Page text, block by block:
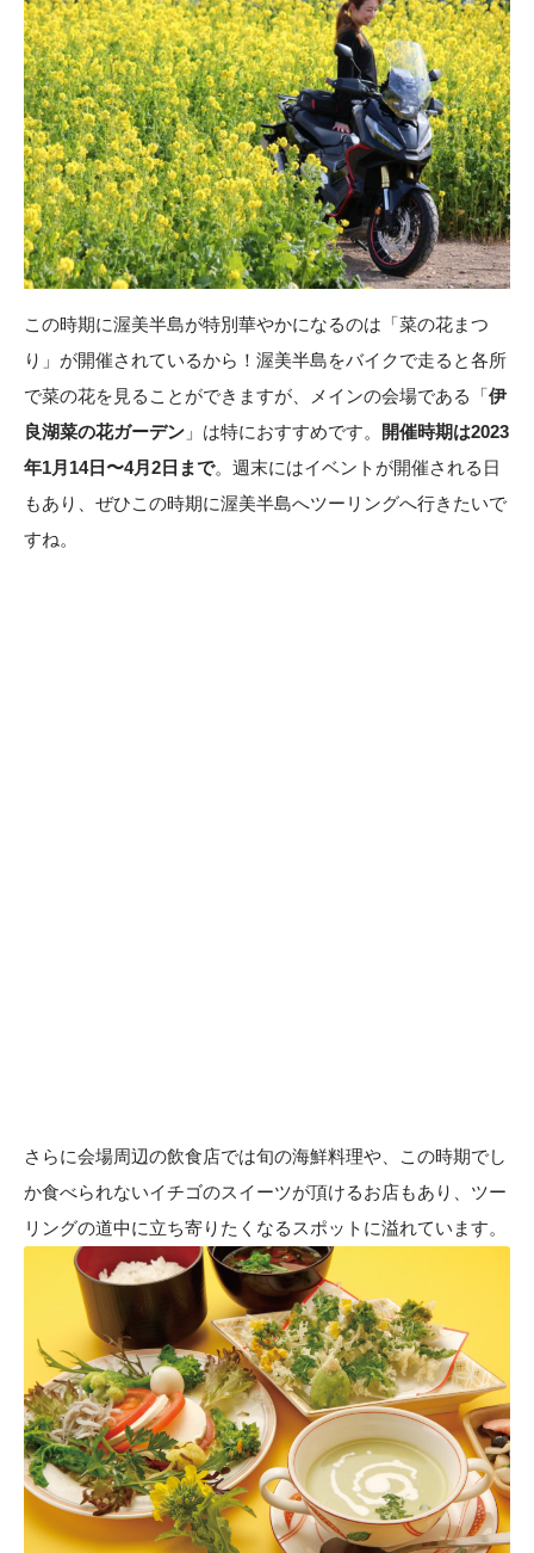
この時期に渥美半島が特別華やかになるのは「菜の花まつ
り」が開催されているから！渥美半島をバイクで走ると各所
で菜の花を見ることができますが、メインの会場である「伊
良湖菜の花ガーデン 」は特におすすめです。
開催時期は2023
年1月14日〜4月2日まで。週末にはイベントが開催される日
もあり、ぜひこの時期に渥美半島へツーリングへ行きたいで
すね。
さらに会場周辺の飲食店では旬の海鮮料理や、この時期でし
か食べられないイチゴのスイーツが頂けるお店もあり、ツー
リングの道中に立ち寄りたくなるスポットに溢れています。